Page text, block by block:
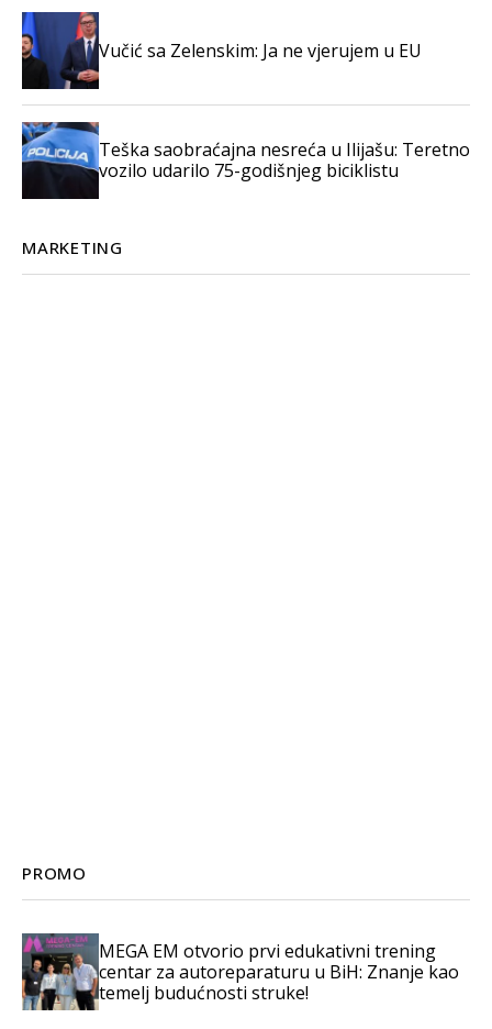
Vučić sa Zelenskim: Ja ne vjerujem u EU
Teška saobraćajna nesreća u Ilijašu: Teretno
vozilo udarilo 75-godišnjeg biciklistu
MARKETING
PROMO
MEGA EM otvorio prvi edukativni trening
centar za autoreparaturu u BiH: Znanje kao
temelj budućnosti struke!